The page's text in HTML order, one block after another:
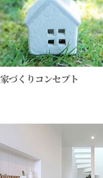
家づくりコンセプト